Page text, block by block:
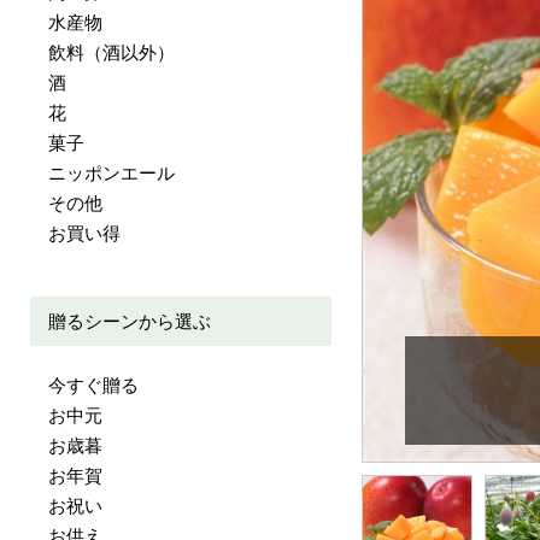
水産物
飲料（酒以外）
酒
花
菓子
ニッポンエール
その他
お買い得
贈るシーンから選ぶ
今すぐ贈る
お中元
お歳暮
お年賀
お祝い
お供え